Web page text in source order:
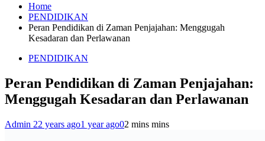
Home
PENDIDIKAN
Peran Pendidikan di Zaman Penjajahan: Menggugah
Kesadaran dan Perlawanan
PENDIDIKAN
Peran Pendidikan di Zaman Penjajahan:
Menggugah Kesadaran dan Perlawanan
Admin 22 years ago1 year ago02 mins mins